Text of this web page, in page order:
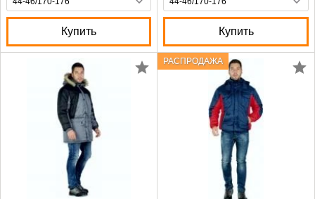
Купить Купить
РАСПРОДАЖА